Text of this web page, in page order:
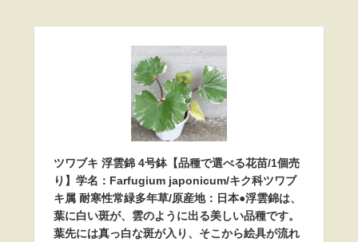
ツワブキ 浮雲錦 4号鉢【品種で選べる花苗/1個売
り】学名：Farfugium japonicum/キク科ツワブ
キ属 耐寒性常緑多年草/原産地：日本●浮雲錦は、
葉に白い斑が、雲のように出る美しい品種です。
葉先には真っ白な斑が入り、そこから絵具が流れ